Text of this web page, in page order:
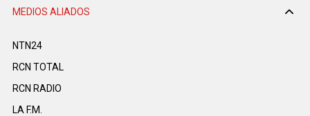
MEDIOS ALIADOS
NTN24
RCN TOTAL
RCN RADIO
LA F.M.